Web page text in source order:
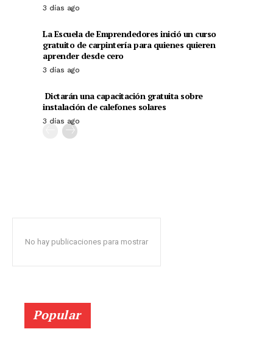
3 días ago
La Escuela de Emprendedores inició un curso
gratuito de carpintería para quienes quieren
aprender desde cero
3 días ago
Dictarán una capacitación gratuita sobre
instalación de calefones solares
3 días ago
No hay publicaciones para mostrar
Popular